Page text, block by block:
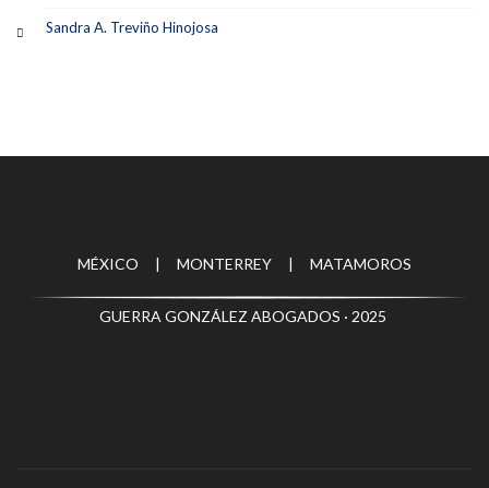
Sandra A. Treviño Hinojosa
MÉXICO | MONTERREY | MATAMOROS
GUERRA GONZÁLEZ ABOGADOS · 2025